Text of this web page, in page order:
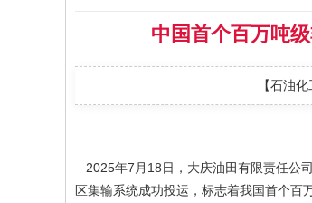
中国首个百万吨
【石油
2025年7月18日，大庆油田有限责任公
区集输系统成功投运，标志着我国首个百